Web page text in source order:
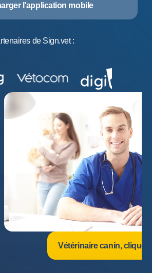
l’application mobile
de Sign.vet :
canin, cliquez ici